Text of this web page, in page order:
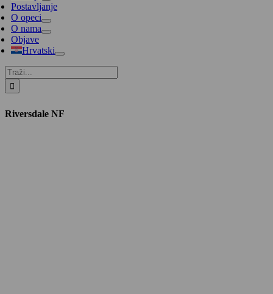
Postavljanje
O opeci
O nama
Objave
Hrvatski
Traži...
Riversdale NF